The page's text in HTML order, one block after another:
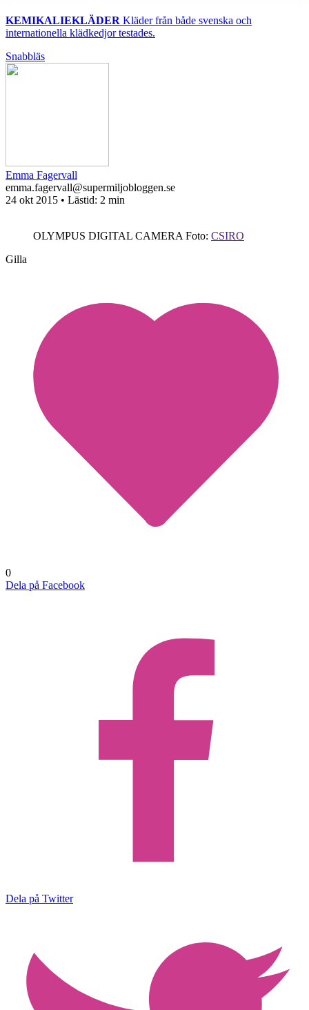
KEMIKALIEKLÄDER Kläder från både svenska och
internationella klädkedjor testades.
Snabbläs
Emma Fagervall
emma.fagervall@supermiljobloggen.se
24 okt 2015 • Lästid: 2 min
OLYMPUS DIGITAL CAMERA Foto: CSIRO
Gilla
0
Dela på Facebook
Dela på Twitter